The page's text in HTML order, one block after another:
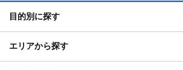
目的別に探す
エリアから探す